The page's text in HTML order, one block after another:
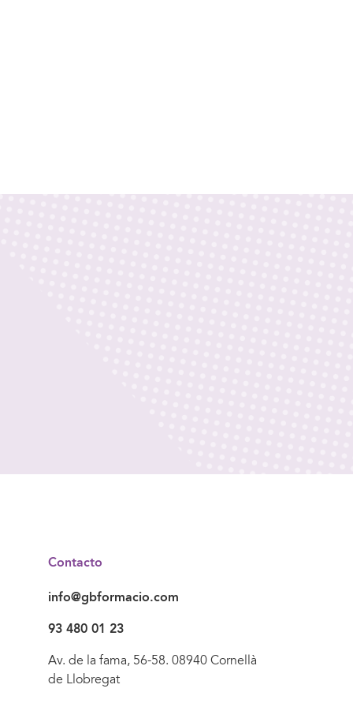
Contacto
info@gbformacio.com
93 480 01 23
Av. de la fama, 56-58. 08940 Cornellà
de Llobregat